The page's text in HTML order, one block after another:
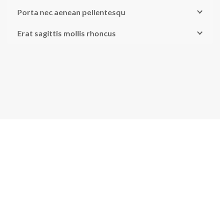
Porta nec aenean pellentesqu
Erat sagittis mollis rhoncus